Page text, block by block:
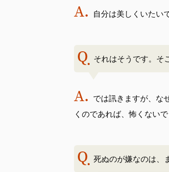
自分は美しくいたい
それはそうです。そ
では訊きますが、な
くのであれば、怖くないで
死ぬのが嫌なのは、